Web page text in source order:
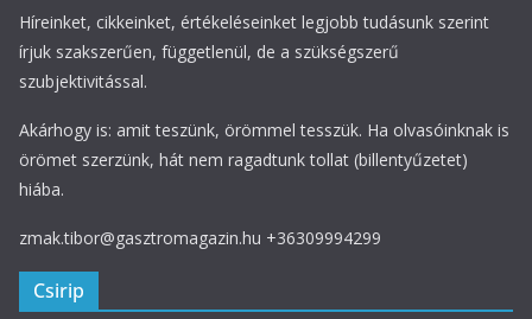
Híreinket, cikkeinket, értékeléseinket legjobb tudásunk szerint
írjuk szakszerűen, függetlenül, de a szükségszerű
szubjektivitással.
Akárhogy is: amit teszünk, örömmel tesszük. Ha olvasóinknak is
örömet szerzünk, hát nem ragadtunk tollat (billentyűzetet)
hiába.
zmak.tibor@gasztromagazin.hu +36309994299
Csirip